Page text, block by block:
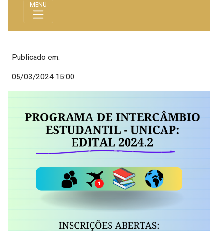
MENU
Publicado em:
05/03/2024 15:00